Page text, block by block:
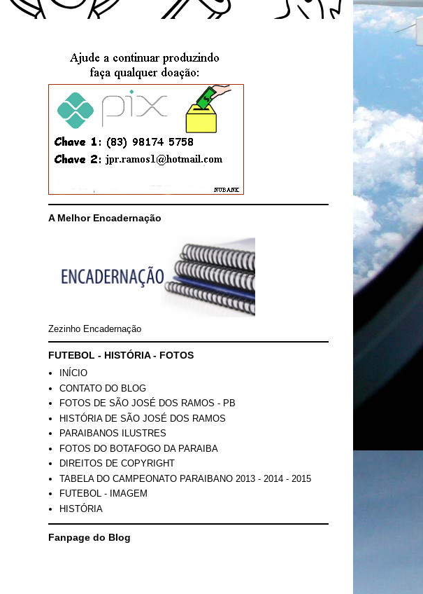
A Melhor Encadernação
Zezinho Encadernação
FUTEBOL - HISTÓRIA - FOTOS
INÍCIO
CONTATO DO BLOG
FOTOS DE SÃO JOSÉ DOS RAMOS - PB
HISTÓRIA DE SÃO JOSÉ DOS RAMOS
PARAIBANOS ILUSTRES
FOTOS DO BOTAFOGO DA PARAIBA
DIREITOS DE COPYRIGHT
TABELA DO CAMPEONATO PARAIBANO 2013 - 2014 - 2015
FUTEBOL - IMAGEM
HISTÓRIA
Fanpage do Blog